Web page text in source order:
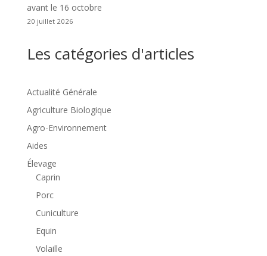
avant le 16 octobre
20 juillet 2026
Les catégories d'articles
Actualité Générale
Agriculture Biologique
Agro-Environnement
Aides
Élevage
Caprin
Porc
Cuniculture
Equin
Volaille